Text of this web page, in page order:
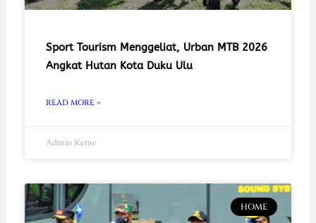
Sport Tourism Menggeliat, Urban MTB 2026
Angkat Hutan Kota Duku Ulu
READ MORE »
Admin Keme
HOME